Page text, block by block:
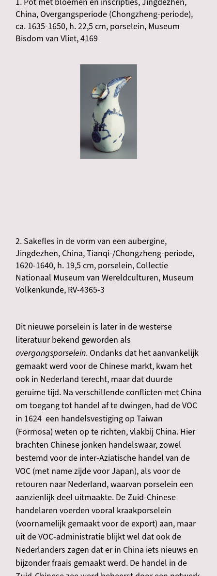
China, Overgangsperiode (Chongzheng-periode),
ca. 1635-1650, h. 22,5 cm, porselein, Museum
Bisdom van Vliet, 4169
2. Sakefles in de vorm van een aubergine,
Jingdezhen, China, Tianqi-/Chongzheng-periode,
1620-1640, h. 19,5 cm, porselein, Collectie
Nationaal Museum van Wereldculturen, Museum
Volkenkunde, RV-4365-3
Dit nieuwe porselein is later in de westerse
literatuur bekend geworden als
overgangsporselein. Ondanks dat het aanvankelijk
gemaakt werd voor de Chinese markt, kwam het
ook in Nederland terecht, maar dat duurde
geruime tijd. Na verschillende conflicten met China
om toegang tot handel af te dwingen, had de VOC
in 1624 een handelsvestiging op Taiwan
(Formosa) weten op te richten, vlakbij China. Hier
brachten Chinese jonken handelswaar, zowel
bestemd voor de inter-Aziatische handel van de
VOC (met name zijde voor Japan), als voor de
retouren naar Nederland, waarvan porselein een
aanzienlijk deel uitmaakte. De Zuid-Chinese
handelaren voerden vooral kraakporselein
(voornamelijk gemaakt voor de export) aan, maar
uit de VOC-administratie blijkt wel dat ook de
Nederlanders zagen dat er in China iets nieuws en
bijzonder fraais gemaakt werd. De handel in de